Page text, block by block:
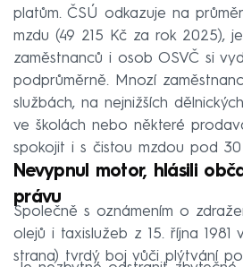
platům. ČSÚ odkazuje na
mzdu (49 215 Kč za rok 2025),
zaměstnanců i osob OSVČ si
podprůměrně. Mnozí
službách, na nejnižších
ve školách nebo některé
spokojit i s čistou mzdou pod 30
Nevypnul motor, hlásili
právu
Společně s oznámením o
olejů i taxislužeb z 15. října 1981
strana) tvrdý boj vůči plýtvání